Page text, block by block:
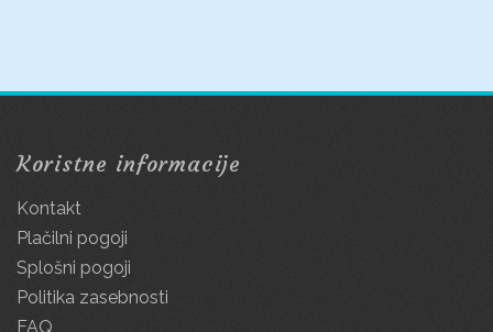
Koristne informacije
Kontakt
Plačilni pogoji
Splošni pogoji
Politika zasebnosti
FAQ